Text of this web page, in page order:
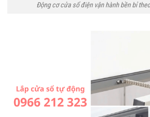
Động cơ cửa sổ điện vận hành bền bỉ